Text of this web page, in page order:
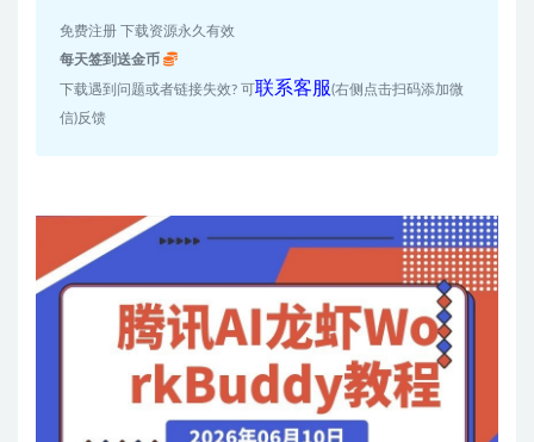
免费注册 下载资源永久有效
每天签到送金币
下载遇到问题或者链接失效? 可联系客服(右侧点击扫码添加微
信)反馈